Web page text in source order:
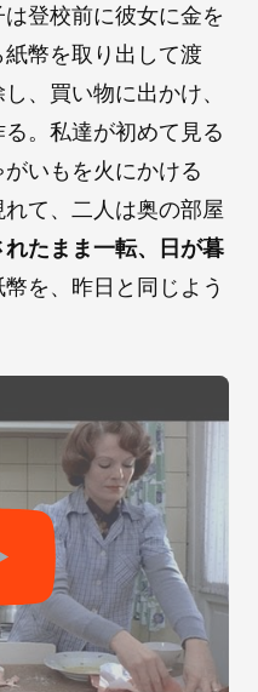
登校前に彼女に金を
幣を取り出して渡
、買い物に出かけ、
。私達が初めて見る
いもを火にかける
て、二人は奥の部屋
たまま一転、日が暮
を、昨日と同じよう